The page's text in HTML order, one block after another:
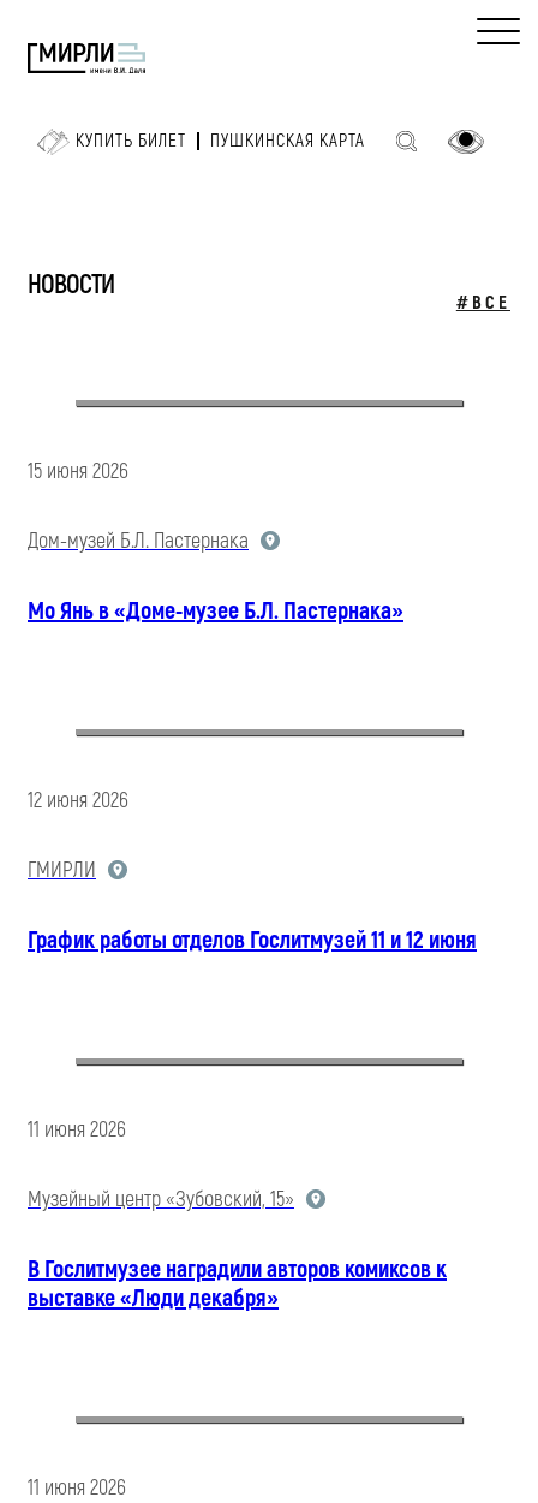
КУПИТЬ БИЛЕТ ПУШКИНСКАЯ КАРТА
НОВОСТИ
#ВСЕ
15 июня 2026
Дом-музей Б.Л. Пастернака
Мо Янь в «Доме-музее Б.Л. Пастернака»
12 июня 2026
ГМИРЛИ
График работы отделов Гослитмузей 11 и 12 июня
11 июня 2026
Музейный центр «Зубовский, 15»
В Гослитмузее наградили авторов комиксов к
выставке «Люди декабря»
11 июня 2026